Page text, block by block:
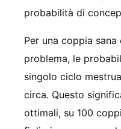
probabilità di
Per una coppia
problema, le
singolo ciclo
circa. Questo
ottimali, su 100